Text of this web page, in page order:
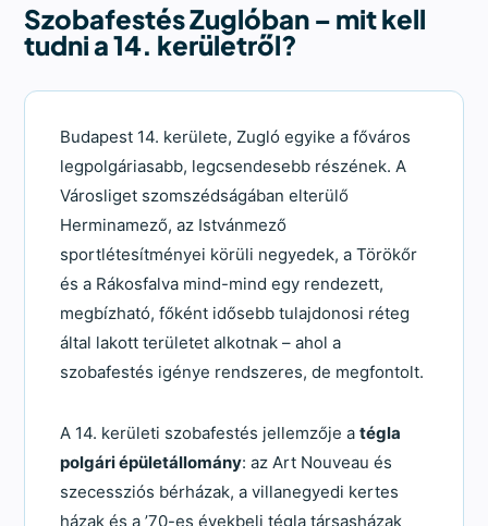
Szobafestés Zuglóban – mit kell
tudni a 14. kerületről?
Budapest 14. kerülete, Zugló egyike a főváros
legpolgáriasabb, legcsendesebb részének. A
Városliget szomszédságában elterülő
Herminamező, az Istvánmező
sportlétesítményei körüli negyedek, a Törökőr
és a Rákosfalva mind-mind egy rendezett,
megbízható, főként idősebb tulajdonosi réteg
által lakott területet alkotnak – ahol a
szobafestés igénye rendszeres, de megfontolt.
A 14. kerületi szobafestés jellemzője atégla
polgári épületállomány: az Art Nouveau és
szecessziós bérházak, a villanegyedi kertes
házak és a ’70-es évekbeli tégla társasházak